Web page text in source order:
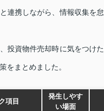
連携しながら、情報収集を
投資物件売却時に気をつけ
をまとめました。
項目
発生しやす
い場面